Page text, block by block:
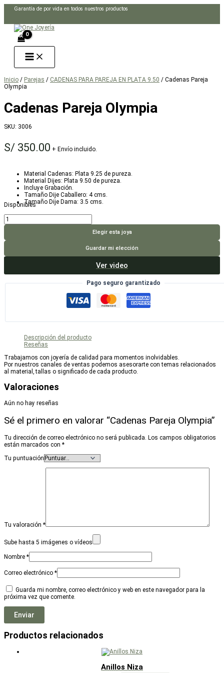
Garantía de por vida en todos nuestros productos
Inicio / Parejas / CADENAS PARA PAREJA EN PLATA 9.50 / Cadenas Pareja
Olympia
Cadenas Pareja Olympia
SKU: 3006
S/ 350.00 + Envío incluido.
Material Cadenas: Plata 9.25 de pureza.
Material Dijes: Plata 9.50 de pureza.
Incluye Grabación.
Tamaño Dije Caballero: 4 cms.
Tamaño Dije Dama: 3.5 cms.
Disponibles
Cadenas
Pareja
cantidad
Elegir esta joya
Guardar mi elección
Ver video
Pago seguro garantizado
Descripción del producto
Reseñas
Trabajamos con joyería de calidad para momentos inolvidables.
Por nuestros canales de ventas podemos asesorarte con temas relacionados
al material, tallas o significado de cada producto.
Valoraciones
Aún no hay reseñas
Sé el primero en valorar “Cadenas Pareja Olympia”
Tu dirección de correo electrónico no será publicada. Los campos obligatorios
están marcados con *
Tu puntuación
Tu valoración *
Sube hasta 5 imágenes o vídeos
Nombre *
Correo electrónico *
Guarda mi nombre, correo electrónico y web en este navegador para la
próxima vez que comente.
Productos relacionados
Anillos Niza